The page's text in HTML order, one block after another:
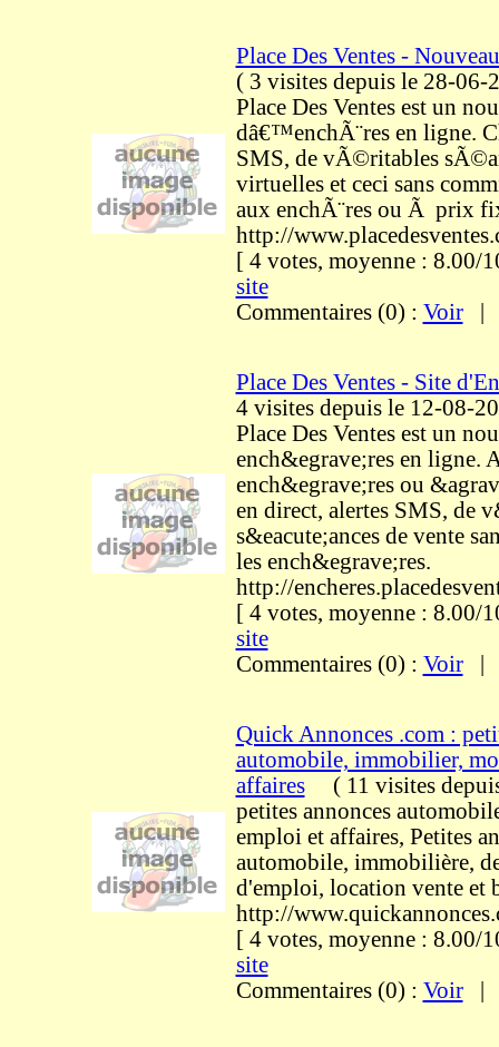
Place Des Ventes -
(3 visites depuis le 28-06-
Place Des Ventes est un
dâ€™enchÃ¨res en ligne.
SMS, de vÃ©ritables
virtuelles et ceci sans
aux enchÃ¨res ou Ã prix
http://
[ 4 votes, moyenne :
site
Commentaires (0) : Voir
Place Des Ventes - Site
4 visites depuis le 12-08-
Place Des Ventes est un
ench&egrave;res en ligne.
ench&egrave;res ou
en direct, alertes SMS, de
s&eacute;ances de vente
les ench&egrave;res.
http://
[ 4 votes, moyenne :
site
Commentaires (0) : Voir
Quick Annonces .com :
automobile, immobilier,
affaires(11 visites
petites annonces
emploi et affaires, Petites
automobile, immobilière,
d'emploi, location vente et
http://
[ 4 votes, moyenne :
site
Commentaires (0) : Voir